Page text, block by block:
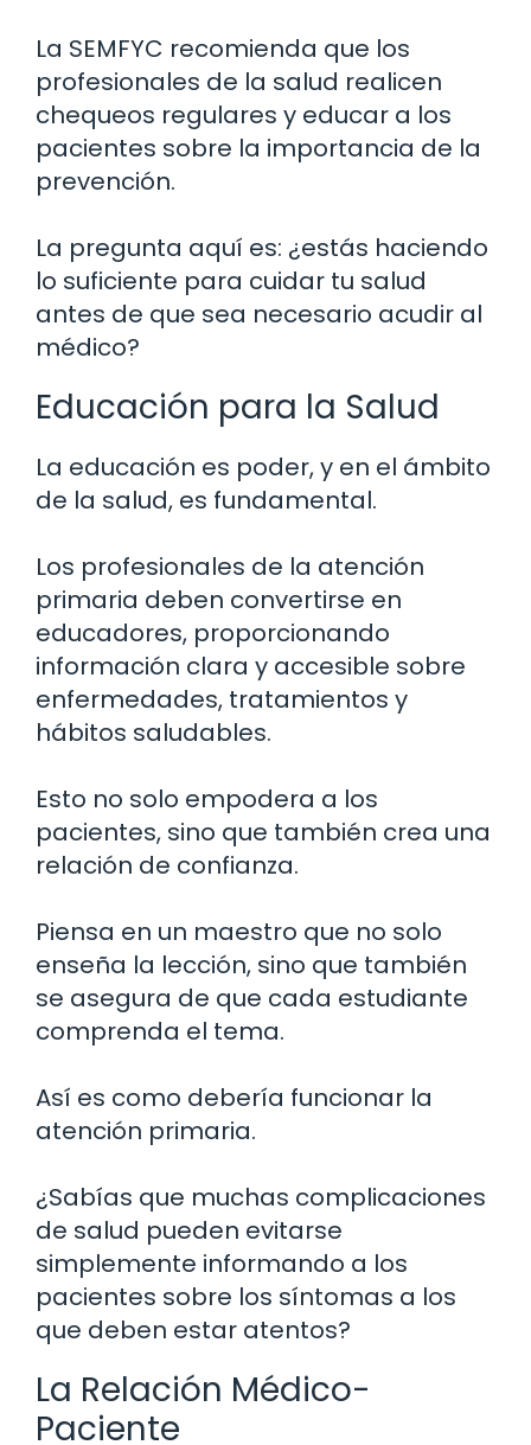
La SEMFYC recomienda que los
profesionales de la salud realicen
chequeos regulares y educar a los
pacientes sobre la importancia de la
prevención.
La pregunta aquí es: ¿estás haciendo
lo suficiente para cuidar tu salud
antes de que sea necesario acudir al
médico?
Educación para la Salud
La educación es poder, y en el ámbito
de la salud, es fundamental.
Los profesionales de la atención
primaria deben convertirse en
educadores, proporcionando
información clara y accesible sobre
enfermedades, tratamientos y
hábitos saludables.
Esto no solo empodera a los
pacientes, sino que también crea una
relación de confianza.
Piensa en un maestro que no solo
enseña la lección, sino que también
se asegura de que cada estudiante
comprenda el tema.
Así es como debería funcionar la
atención primaria.
¿Sabías que muchas complicaciones
de salud pueden evitarse
simplemente informando a los
pacientes sobre los síntomas a los
que deben estar atentos?
La Relación Médico-
Paciente